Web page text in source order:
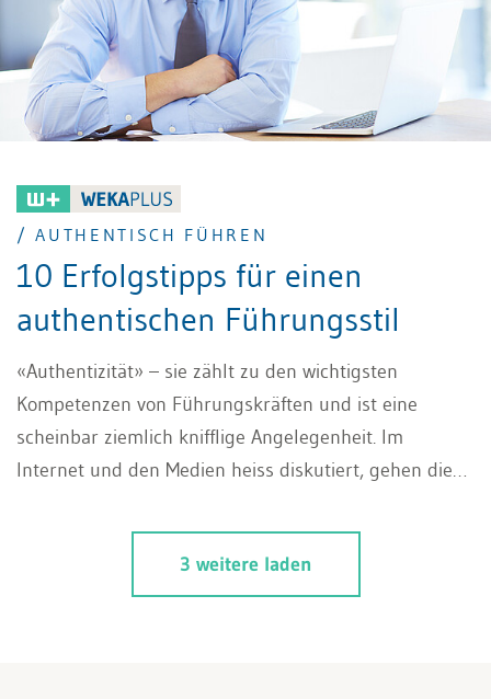
Wohlergehen einer Organisation auswirken.
/ AUTHENTISCH FÜHREN
10 Erfolgstipps für einen
authentischen Führungsstil
«Authentizität» – sie zählt zu den wichtigsten
Kompetenzen von Führungskräften und ist eine
scheinbar ziemlich knifflige Angelegenheit. Im
Internet und den Medien heiss diskutiert, gehen die
stark auseinander. Nachvollziehbar, denn der Begriff
an sich wirkt schon ziemlich kompliziert. Kaum
auszusprechen und nicht wirklich klar was darunter
3 weitere laden